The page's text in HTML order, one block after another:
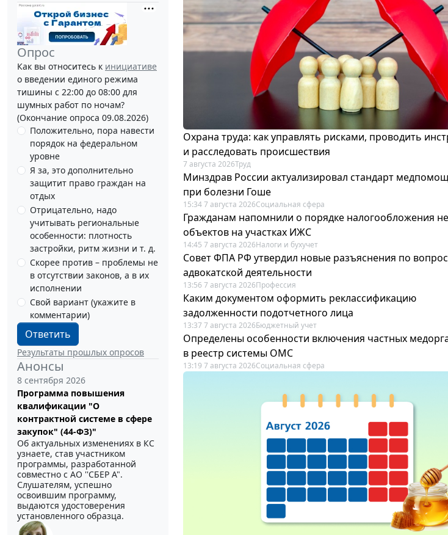
Опрос
Как вы относитесь к инициативе
о введении единого режима
тишины с 22:00 до 08:00 для
шумных работ по ночам?
(Окончание опроса 09.08.2026)
Положительно, пора навести
порядок на федеральном
уровне
Я за, это дополнительно
защитит право граждан на
отдых
Отрицательно, надо
учитывать региональные
особенности: плотность
застройки, ритм жизни и т. д.
Скорее против – проблемы не
в отсутствии законов, а в их
исполнении
Свой вариант (укажите в
комментарии)
Ответить
Результаты прошлых опросов
Анонсы
8 сентября 2026
Программа повышения
квалификации "О
контрактной системе в сфере
закупок" (44-ФЗ)"
Об актуальных изменениях в КС
узнаете, став участником
программы, разработанной
совместно с АО ''СБЕР А".
Слушателям, успешно
освоившим программу,
выдаются удостоверения
установленного образца.
Охрана труда: как управлять рисками, проводить
и расследовать происшествия
7 августа 2026Труд
Минздрав России актуализировал стандарт
при болезни Гоше
15:34 7 августа 2026Социальная сфера
Гражданам напомнили о порядке налогообложения
объектов на участках ИЖС
14:45 7 августа 2026Налоги и бухучет
Совет ФПА РФ утвердил новые разъяснения по
адвокатской деятельности
13:56 7 августа 2026Профессия
Каким документом оформить реклассификацию
задолженности подотчетного лица
13:37 7 августа 2026Бюджетный учет
Определены особенности включения частных
в реестр системы ОМС
13:19 7 августа 2026Социальная сфера